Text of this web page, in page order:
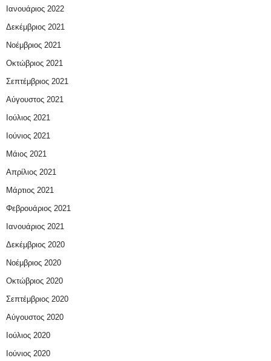
Ιανουάριος 2022
Δεκέμβριος 2021
Νοέμβριος 2021
Οκτώβριος 2021
Σεπτέμβριος 2021
Αύγουστος 2021
Ιούλιος 2021
Ιούνιος 2021
Μάιος 2021
Απρίλιος 2021
Μάρτιος 2021
Φεβρουάριος 2021
Ιανουάριος 2021
Δεκέμβριος 2020
Νοέμβριος 2020
Οκτώβριος 2020
Σεπτέμβριος 2020
Αύγουστος 2020
Ιούλιος 2020
Ιούνιος 2020